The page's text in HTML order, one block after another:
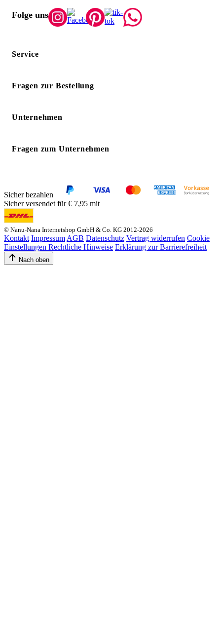
Folge uns
Service
Fragen zur Bestellung
Unternehmen
Fragen zum Unternehmen
Sicher bezahlen
Sicher versendet für € 7,95 mit
© Nanu-Nana Internetshop GmbH & Co. KG 2012-2026
Kontakt Impressum AGB Datenschutz Vertrag widerrufen Cookie
Einstellungen Rechtliche Hinweise Erklärung zur Barrierefreiheit
Nach oben